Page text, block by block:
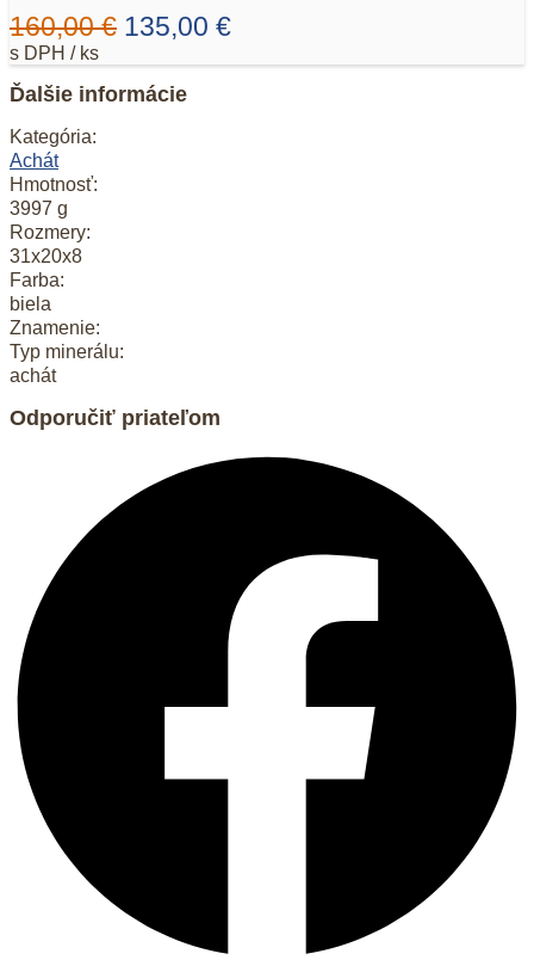
bola:
160,00 €.
je:
135,00 €.
160,00€ Pôvodná
cena
bola:
135,00 €Aktuálna
cena
s DPH / ks
Ďalšie informácie
Kategória:
Achát
Hmotnosť:
3997 g
Rozmery:
31x20x8
Farba:
biela
Znamenie:
Typ minerálu:
achát
Odporučiť priateľom